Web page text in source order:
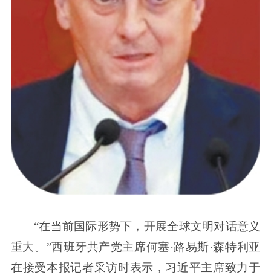
“在当前国际形势下，开展全球文明对话意义
重大。”西班牙共产党主席何塞·路易斯·森特利亚
在接受本报记者采访时表示，习近平主席致力于